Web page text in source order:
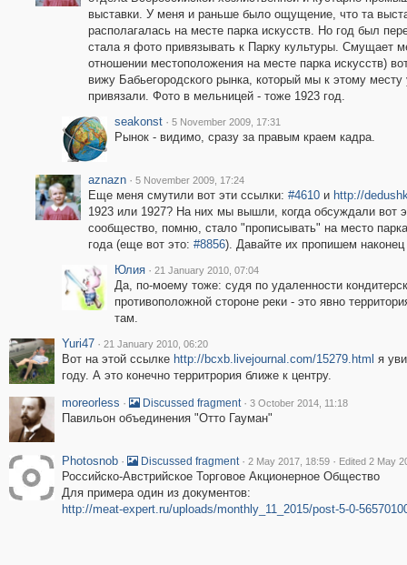
выставки. У меня и раньше было ощущение, что та
располагалась на месте парка искусств. Но год был
стала я фото привязывать к Парку культуры. Смущает
отношении местоположения на месте парка искусств)
вижу Бабьегородского рынка, который мы к этому месту
привязали. Фото в мельницей - тоже 1923 год.
seakonst · 5 November 2009, 17:31
Рынок - видимо, сразу за правым краем кадра.
aznazn · 5 November 2009, 17:24
Еще меня смутили вот эти ссылки: #4610и http://
1923 или 1927? На них мы вышли, когда обсуждали вот
сообщество, помню, стало "прописывать" на место
года (еще вот это: #8856). Давайте их пропишем
Юлия · 21 January 2010, 07:04
Да, по-моему тоже: судя по удаленности
противоположной стороне реки - это явно
там.
Yuri47 · 21 January 2010, 06:20
Вот на этой ссылке http://bcxb.livejournal.com/15279.html я
году. А это конечно территрория ближе к центру.
moreorless · Discussed fragment · 3 October 2014, 11:18
Павильон объединения "Отто Гауман"
Photosnob · Discussed fragment · 2 May 2017, 18:59 · Edited 2 May
Российско-Австрийское Торговое Акционерное Общество
Для примера один из документов:
http://meat-expert.ru/uploads/monthly_11_2015/post-5-0-